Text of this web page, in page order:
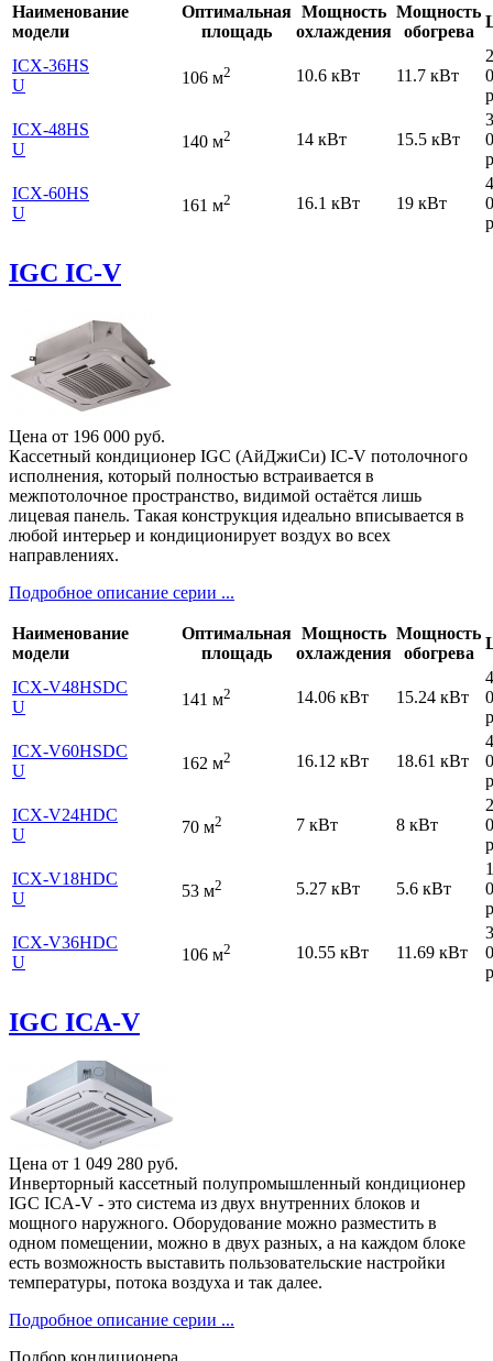
Наименование
модели
Оптимальная
площадь
Мощность
охлаждения
Мощность
обогрева
ICХ-36HS
U
106 м2 10.6 кВт 11.7 кВт
ICХ-48HS
U
140 м2 14 кВт 15.5 кВт
ICХ-60HS
U
161 м2 16.1 кВт 19 кВт
IGC IC-V
Цена от 196 000 руб.
Кассетный кондиционер IGC (АйДжиСи) IC-V потолочного
исполнения, который полностью встраивается в
межпотолочное пространство, видимой остаётся лишь
лицевая панель. Такая конструкция идеально вписывается в
любой интерьер и кондиционирует воздух во всех
направлениях.
Подробное описание серии ...
Наименование
модели
Оптимальная
площадь
Мощность
охлаждения
Мощность
обогрева
ICХ-V48HSDC
U
141 м2 14.06 кВт 15.24 кВт
ICХ-V60HSDC
U
162 м2 16.12 кВт 18.61 кВт
ICХ-V24HDC
U
70 м2 7 кВт 8 кВт
ICХ-V18HDC
U
53 м2 5.27 кВт 5.6 кВт
ICХ-V36HDC
U
106 м2 10.55 кВт 11.69 кВт
IGC ICA-V
Цена от 1 049 280 руб.
Инверторный кассетный полупромышленный кондиционер
IGC ICA-V - это система из двух внутренних блоков и
мощного наружного. Оборудование можно разместить в
одном помещении, можно в двух разных, а на каждом блоке
есть возможность выставить пользовательские настройки
температуры, потока воздуха и так далее.
Подробное описание серии ...